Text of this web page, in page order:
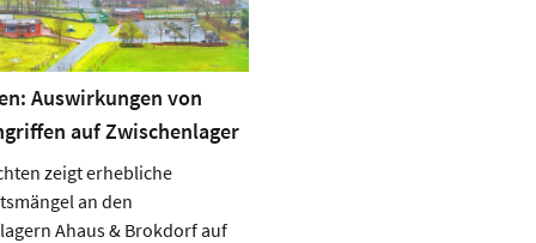
Auswirkungen von
auf Zwischenlager
zeigt erhebliche
an den
Ahaus & Brokdorf auf